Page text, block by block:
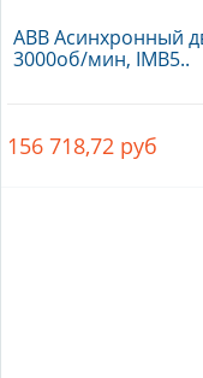
ABB Асинхронный
3000об/мин, IMB5..
156 718,72 руб